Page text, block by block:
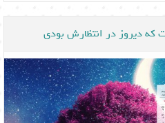
که دیروز در انتظارش بودی